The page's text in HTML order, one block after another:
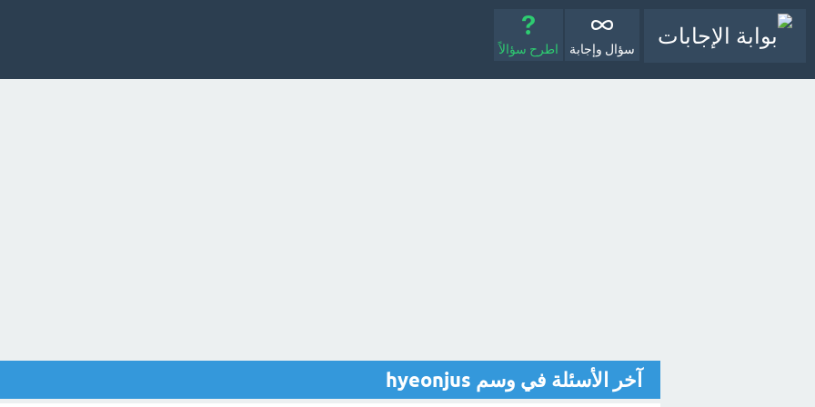
سؤال وإجابة اطرح سؤالاً
آخر الأسئلة في وسم hyeonjus